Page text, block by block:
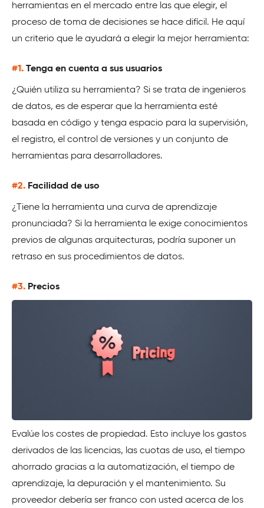
herramientas en el mercado entre las que elegir, el
proceso de toma de decisiones se hace difícil. He aquí
un criterio que le ayudará a elegir la mejor herramienta:
#1. Tenga en cuenta a sus usuarios
¿Quién utiliza su herramienta? Si se trata de ingenieros
de datos, es de esperar que la herramienta esté
basada en código y tenga espacio para la supervisión,
el registro, el control de versiones y un conjunto de
herramientas para desarrolladores.
#2. Facilidad de uso
¿Tiene la herramienta una curva de aprendizaje
pronunciada? Si la herramienta le exige conocimientos
previos de algunas arquitecturas, podría suponer un
retraso en sus procedimientos de datos.
#3. Precios
Evalúe los costes de propiedad. Esto incluye los gastos
derivados de las licencias, las cuotas de uso, el tiempo
ahorrado gracias a la automatización, el tiempo de
aprendizaje, la depuración y el mantenimiento. Su
proveedor debería ser franco con usted acerca de los